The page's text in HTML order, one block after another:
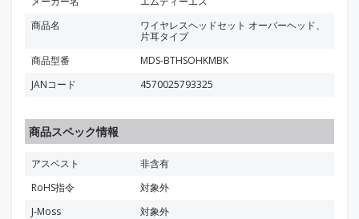
商品名
ワイヤレスヘッドセット オーバーヘッド、
片耳タイプ
商品型番
MDS-BTHSOHKMBK
JANコード
4570025793325
商品スペック情報
アスベスト
非含有
RoHS指令
対象外
J-Moss
対象外